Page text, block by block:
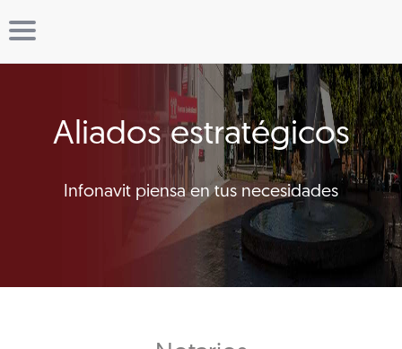
Aliados estratégicos
Infonavit piensa en tus necesidades